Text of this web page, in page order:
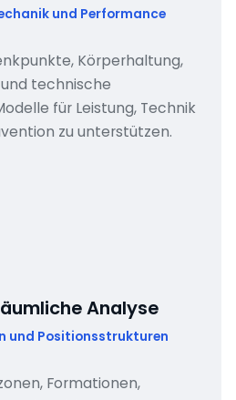
und Performance
Körperhaltung,
technische
für Leistung, Technik
zu unterstützen.
Analyse
und Positionsstrukturen
Formationen,